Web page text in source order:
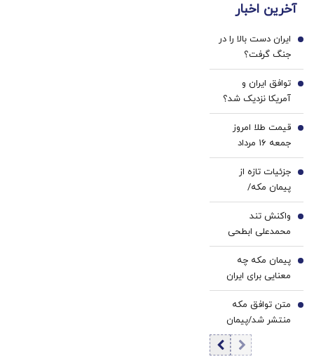
داری؟
سریع
بفروشش
پزشکی
سفید
کننده
خانگی
آخرین اخبار
ایران دست بالا را در
جنگ گرفت؟
هشدار درباره
کاهش ذخایر
موشکی آمریکا
1
توافق ایران و
آمریکا نزدیک شد؟
وزیر خزانه‌داری
آمریکا از «امروز یا
فردا» گفت
2
قیمت طلا امروز
جمعه ۱۶ مرداد
۱۴۰۵/ افزایش
قیمت طلا
3
جزئیات تازه از
پیمان مکه/
عربستان: دنبال
بلوک نظامی و
مسابقه تسلیحاتی
نیستیم
4
واکنش تند
محمدعلی ابطحی
به باقر خرازی: این
حرف‌ها افتتاح
شعبه رسمی
«حکومت اسلامی
داعش» است
5
پیمان مکه چه
معنایی برای ایران
دارد؟ مقام سابق
اطلاعات اسرائیل از
آزمون ترکیه و
پاکستان گفت
6
متن توافق مکه
منتشر شد/پیمان
تازه ترکیه،
عربستان و پاکستان
7